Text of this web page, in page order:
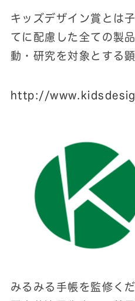
キッズデザイン賞とは
てに配慮した全ての製
動・研究を対象とする
http://
みるみる手帳を監修く